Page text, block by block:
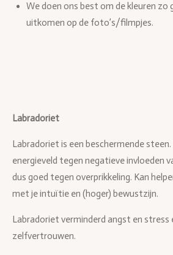
We doen ons best om de kleuren zo
uitkomen op de foto’s/filmpjes.
Labradoriet
Labradoriet is een beschermende
energieveld tegen negatieve invloeden
dus goed tegen overprikkeling. Kan
met je intuïtie en (hoger) bewustzijn.
Labradoriet verminderd angst en stress
zelfvertrouwen.